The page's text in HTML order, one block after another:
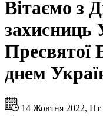
Вітаємо з
захисниць
Пресвятої
днем
14 Жовтня 2022, Пт